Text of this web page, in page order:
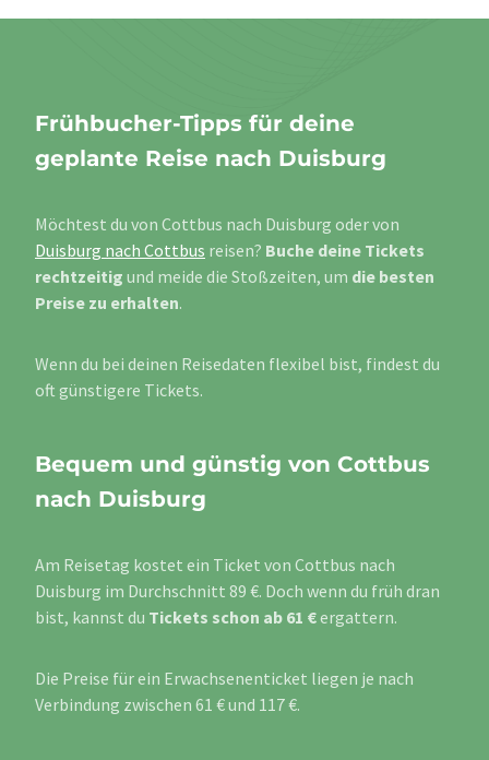
Frühbucher-Tipps für deine
geplante Reise nach Duisburg
Möchtest du von Cottbus nach Duisburg oder von
Duisburg nach Cottbus reisen? Buche deine Tickets
rechtzeitig und meide die Stoßzeiten, um die besten
Preise zu erhalten.
Wenn du bei deinen Reisedaten flexibel bist, findest du
oft günstigere Tickets.
Bequem und günstig von Cottbus
nach Duisburg
Am Reisetag kostet ein Ticket von Cottbus nach
Duisburg im Durchschnitt 89 €. Doch wenn du früh dran
bist, kannst du Tickets schon ab 61 €ergattern.
Die Preise für ein Erwachsenenticket liegen je nach
Verbindung zwischen 61 € und 117 €.